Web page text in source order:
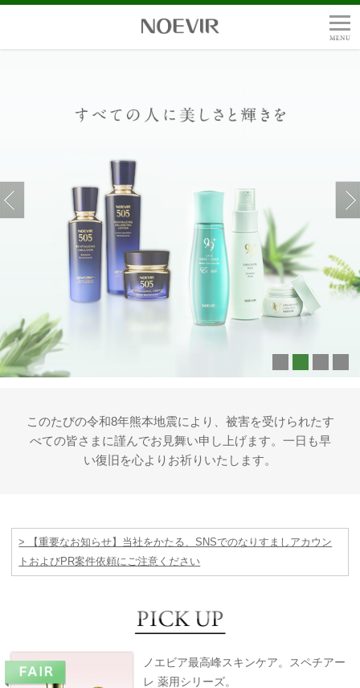
このたびの令和8年熊本地震により、被害を受けられたす
べての皆さまに謹んでお見舞い申し上げます。一日も早
い復旧を心よりお祈りいたします。
> 【重要なお知らせ】当社をかたる、SNSでのなりすましアカウン
トおよびPR案件依頼にご注意ください
ノエビア最高峰スキンケア。スペチアー
レ 薬用シリーズ。